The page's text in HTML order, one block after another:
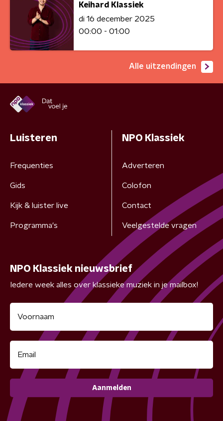
Keihard Klassiek
di 16 december 2025
00:00 - 01:00
Alle uitzendingen
Luisteren
Frequenties
Gids
Kijk & luister live
Programma's
NPO Klassiek
Adverteren
Colofon
Contact
Veelgestelde vragen
NPO Klassiek nieuwsbrief
Iedere week alles over klassieke muziek in je mailbox!
Aanmelden